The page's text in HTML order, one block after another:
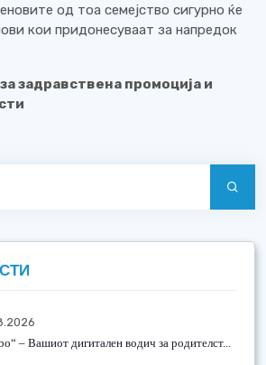
од тоа семејство сигурно ќе
кои придонесуваат за напредок
задравствена промоција и
– Вашиот дигитален водич за родителст...